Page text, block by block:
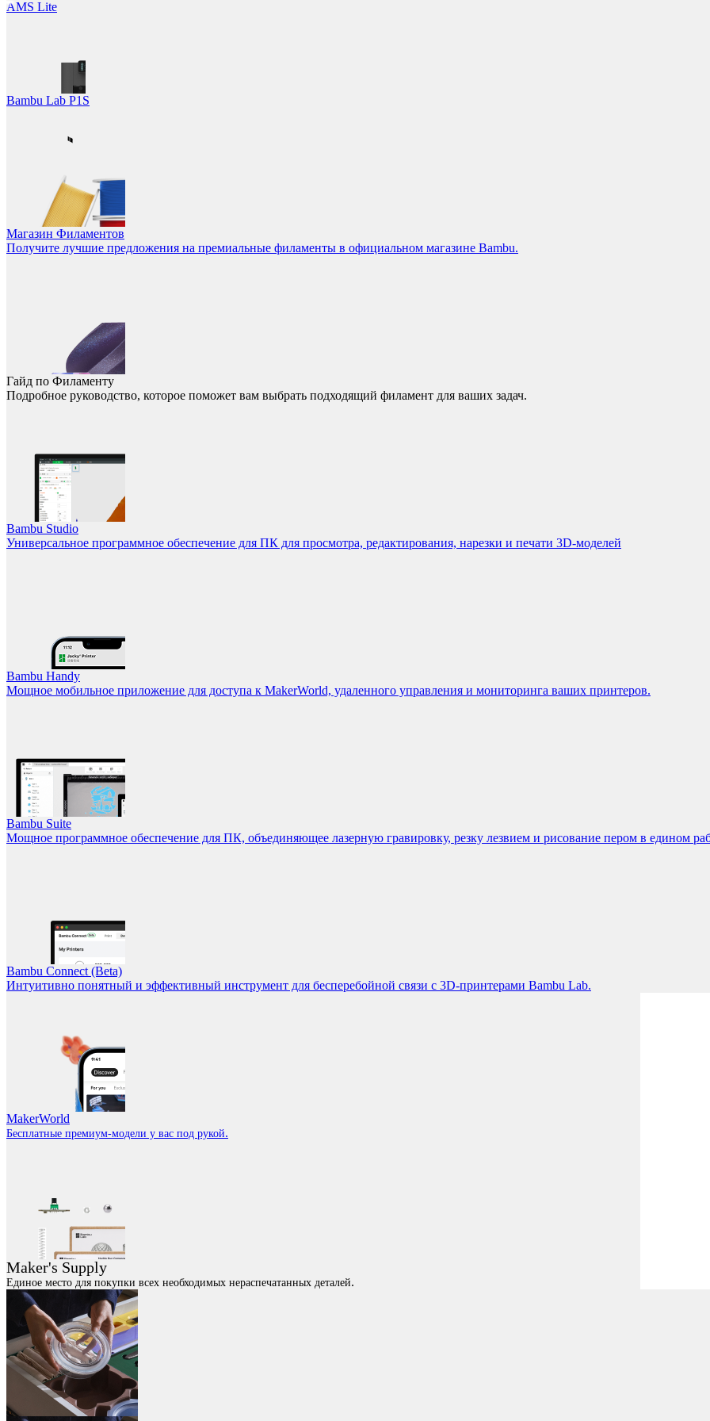
AMS Lite
Bambu Lab P1S
Магазин Филаментов
Получите лучшие предложения на премиальные филаменты в официальном магазине Bambu.
Гайд по Филаменту
Подробное руководство, которое поможет вам выбрать подходящий филамент для ваших задач.
Bambu Studio
Универсальное программное обеспечение для ПК для просмотра, редактирования, нарезки и печати 3D-моделей
Bambu Handy
Мощное мобильное приложение для доступа к MakerWorld, удаленного управления и мониторинга ваших принтеров.
Bambu Suite
Мощное программное обеспечение для ПК, объединяющее лазерную гравировку, резку лезвием и рисование пером в едином
Bambu Connect (Beta)
Интуитивно понятный и эффективный инструмент для бесперебойной связи с 3D-принтерами Bambu Lab.
MakerWorld
Бесплатные премиум-модели у вас под рукой.
Maker's Supply
Единое место для покупки всех необходимых нераспечатанных деталей.